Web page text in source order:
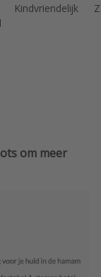
Kindvriendelijk
om meer